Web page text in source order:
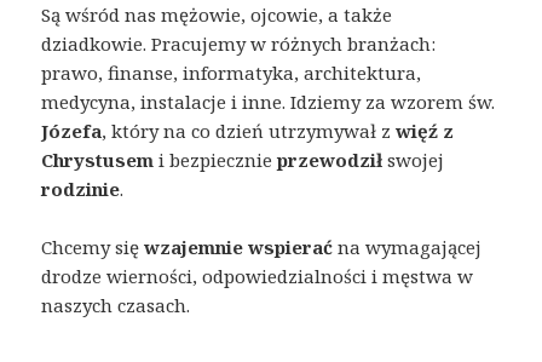
Są wśród nas mężowie, ojcowie, a także
dziadkowie. Pracujemy w różnych branżach:
prawo, finanse, informatyka, architektura,
medycyna, instalacje i inne. Idziemy za wzorem św.
Józefa, który na co dzień utrzymywał zwięź z
Chrystusem i bezpiecznieprzewodził swojej
rodzinie.
Chcemy sięwzajemnie wspierać na wymagającej
drodze wierności, odpowiedzialności i męstwa w
naszych czasach.